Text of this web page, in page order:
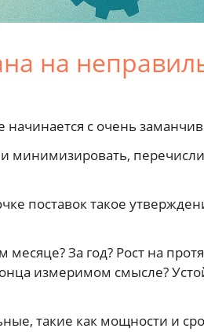
на
с очень
минимизировать,
поставок такое
За год? Рост на
измеримом смысле?
такие как мощности и